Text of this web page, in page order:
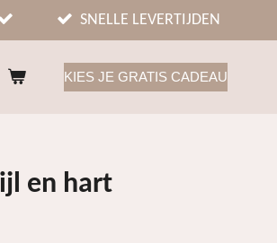
SNELLE LEVERTIJDEN
KIES JE GRATIS CADEAU
en hart